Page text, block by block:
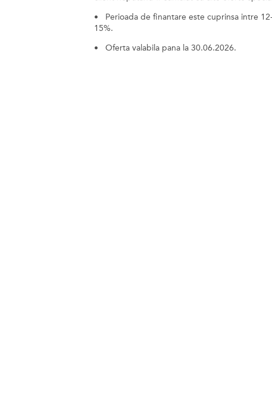
• Perioada de finantare este cuprinsa intre
15%.
• Oferta valabila pana la 30.06.2026.